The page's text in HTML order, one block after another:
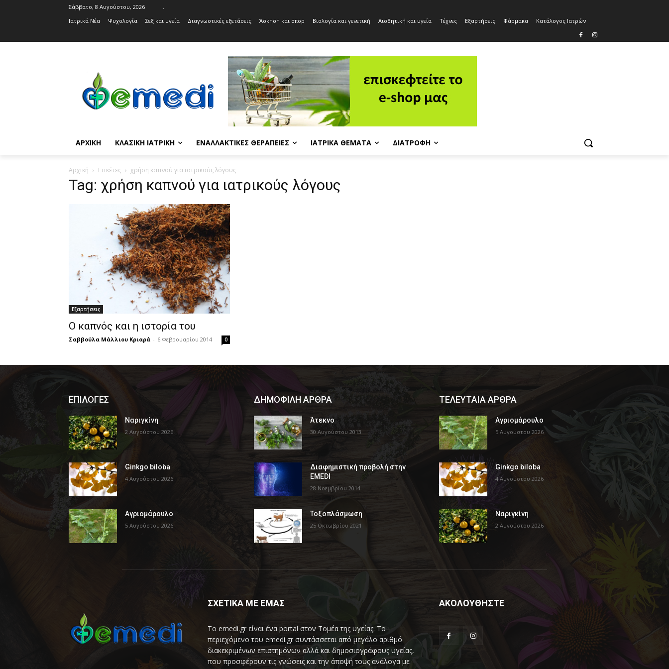
Σάββατο, 8 Αυγούστου, 2026
.
Ιατρικά Νέα
Ψυχολογία Σεξ και υγεία Διαγνωστικές εξετάσεις Άσκηση και σπορ Βιολογία και γενετική Αισθητική και υγεία Τέχνες Εξαρτήσεις Φάρμακα Κατάλογος Ιατρών
ΑΡΧΙΚΉ ΚΛΑΣΙΚΉ ΙΑΤΡΙΚΉ ΕΝΑΛΛΑΚΤΙΚΈΣ ΘΕΡΑΠΕΊΕΣ ΙΑΤΡΙΚΆ ΘΈΜΑΤΑ ΔΙΑΤΡΟΦΉ
Αρχική Ετικέτες χρήση καπνού για ιατρικούς λόγους
Tag: χρήση καπνού για ιατρικούς λόγους
Εξαρτήσεις
Ο καπνός και η ιστορία του
Σαββούλα Μάλλιου Κριαρά - 6 Φεβρουαρίου 2014 0
ΕΠΙΛΟΓΕΣ
Ναριγκίνη
2 Αυγούστου 2026
Ginkgo biloba
4 Αυγούστου 2026
Αγριομάρουλο
5 Αυγούστου 2026
ΔΗΜΟΦΙΛΗ ΑΡΘΡΑ
Άτεκνο
30 Αυγούστου 2013
Διαφημιστική προβολή στην
EMEDI
28 Νοεμβρίου 2014
Τοξοπλάσμωση
25 Οκτωβρίου 2021
ΤΕΛΕΥΤΑΙΑ ΑΡΘΡΑ
Αγριομάρουλο
5 Αυγούστου 2026
Ginkgo biloba
4 Αυγούστου 2026
Ναριγκίνη
2 Αυγούστου 2026
ΣΧΕΤΙΚΑ ΜΕ ΕΜΑΣ
Το emedi.gr είναι ένα portal στον Τομέα της υγείας. Το
περιεχόμενο του emedi.gr συντάσσεται από μεγάλο αριθμό
διακεκριμένων επιστημόνων αλλά και δημοσιογράφους υγείας,
που προσφέρουν τις γνώσεις και την άποψή τους ανάλογα με
ΑΚΟΛΟΥΘΗΣΤΕ